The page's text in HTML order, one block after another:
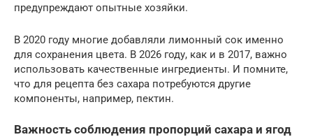
предупреждают опытные хозяйки.
В 2020 году многие добавляли лимонный сок именно
для сохранения цвета. В 2026 году, как и в 2017, важно
использовать качественные ингредиенты. И помните,
что для рецепта без сахара потребуются другие
компоненты, например, пектин.
Важность соблюдения пропорций сахара и ягод